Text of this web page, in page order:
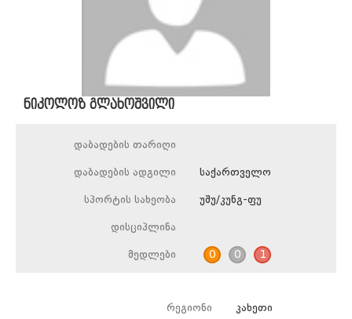
ნიკოლოზ გლახოშვილი
დაბადების თარიღი
დაბადების ადგილი საქართველო
სპორტის სახეობა უშუ/კუნგ-ფუ
დისციპლინა
მედლები 0 0 1
რეგიონი კახეთი